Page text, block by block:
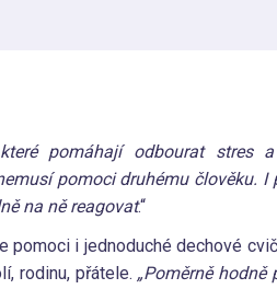
pomáhají odbourat stres
pomoci druhému člověku.
na ně reagovat.“
pomoci i jednoduché dechové
rodinu, přátele. „Poměrně